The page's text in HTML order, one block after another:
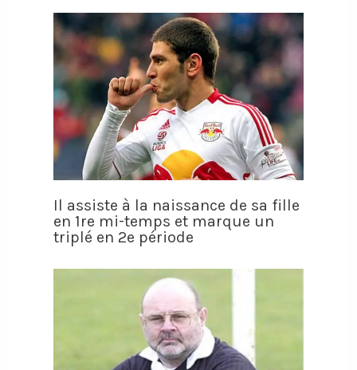
Il assiste à la naissance de sa fille
en 1re mi-temps et marque un
triplé en 2e période